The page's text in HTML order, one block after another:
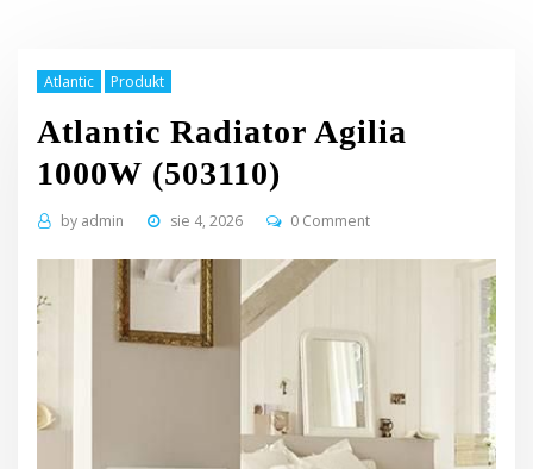
Atlantic Produkt
Atlantic Radiator Agilia
1000W (503110)
by admin sie 4, 2026 0 Comment